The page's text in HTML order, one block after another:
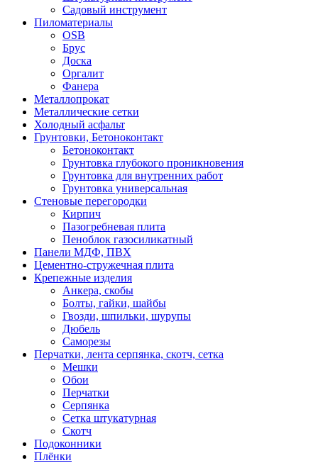
Садовый инструмент
Пиломатериалы
OSB
Брус
Доска
Оргалит
Фанера
Металлопрокат
Металлические сетки
Холодный асфальт
Грунтовки, Бетоноконтакт
Бетоноконтакт
Грунтовка глубокого проникновения
Грунтовка для внутренних работ
Грунтовка универсальная
Стеновые перегородки
Кирпич
Пазогребневая плита
Пеноблок газосиликатный
Панели МДФ, ПВХ
Цементно-стружечная плита
Крепежные изделия
Анкера, скобы
Болты, гайки, шайбы
Гвозди, шпильки, шурупы
Дюбель
Саморезы
Перчатки, лента серпянка, скотч, сетка
Мешки
Обои
Перчатки
Серпянка
Сетка штукатурная
Скотч
Подоконники
Плёнки